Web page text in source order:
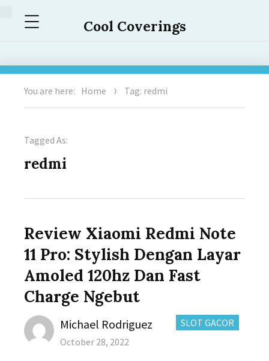
Cool Coverings
You are here: Home Tag: redmi
Tagged As:
redmi
Review Xiaomi Redmi Note
11 Pro: Stylish Dengan Layar
Amoled 120hz Dan Fast
Charge Ngebut
CATEGORIES:
SLOT GACOR
Author
Michael Rodriguez
Posted
October 28, 2022